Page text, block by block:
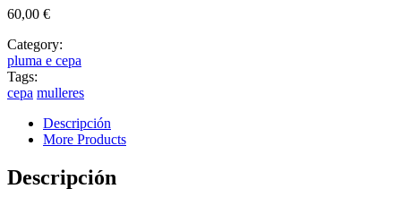
60,00 €
Category:
pluma e cepa
Tags:
cepa mulleres
Descripción
More Products
Descripción